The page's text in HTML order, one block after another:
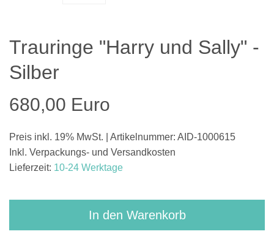
Trauringe "Harry und Sally" -
Silber
680,00 Euro
Preis inkl. 19% MwSt. | Artikelnummer: AID-1000615
Inkl. Verpackungs- und Versandkosten
Lieferzeit: 10-24 Werktage
In den Warenkorb